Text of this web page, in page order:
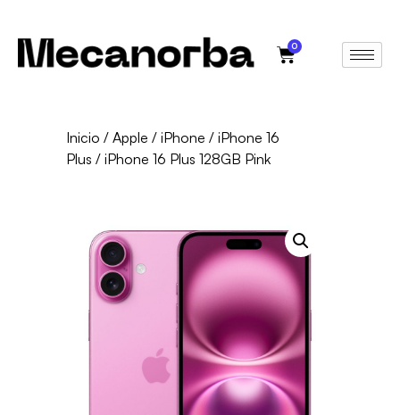
0
Inicio /Apple /iPhone /iPhone 16
Plus / iPhone 16 Plus 128GB Pink